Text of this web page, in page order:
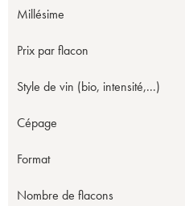
Millésime
Prix par flacon
Style de vin (bio, intensité,...)
Cépage
Format
Nombre de flacons